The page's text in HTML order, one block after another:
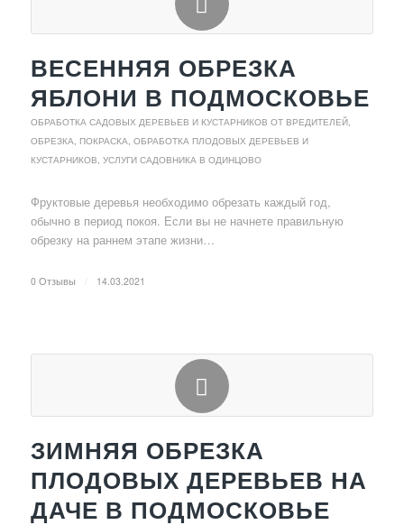
ВЕСЕННЯЯ ОБРЕЗКА
ЯБЛОНИ В ПОДМОСКОВЬЕ
ОБРАБОТКА САДОВЫХ ДЕРЕВЬЕВ И КУСТАРНИКОВ ОТ ВРЕДИТЕЛЕЙ,
ОБРЕЗКА, ПОКРАСКА, ОБРАБОТКА ПЛОДОВЫХ ДЕРЕВЬЕВ И
КУСТАРНИКОВ УСЛУГИ САДОВНИКА В ОДИНЦОВО
Фруктовые деревья необходимо обрезать каждый год,
обычно в период покоя. Если вы не начнете правильную
обрезку на раннем этапе жизни…
0 Отзывы 14.03.2021
ЗИМНЯЯ ОБРЕЗКА
ПЛОДОВЫХ ДЕРЕВЬЕВ НА
ДАЧЕ В ПОДМОСКОВЬЕ